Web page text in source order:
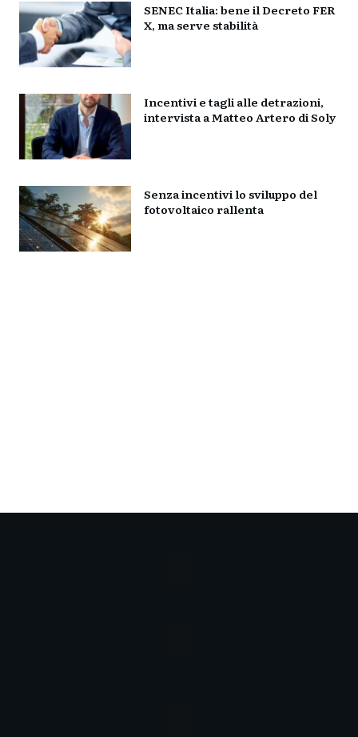
SENEC Italia: bene il Decreto FER
X, ma serve stabilità
Incentivi e tagli alle detrazioni,
intervista a Matteo Artero di Soly
Senza incentivi lo sviluppo del
fotovoltaico rallenta